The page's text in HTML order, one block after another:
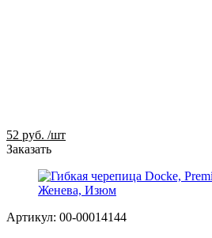
52 руб. /шт
Заказать
Артикул: 00-00014144